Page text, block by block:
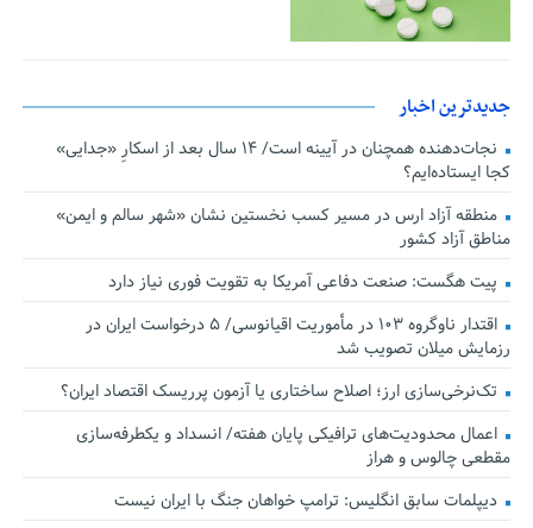
جدیدترین اخبار
نجات‌دهنده‌ همچنان در آیینه است/ ۱۴ سال بعد از اسکارِ «جدایی»
کجا ایستاده‌ایم؟
منطقه آزاد ارس در مسیر کسب نخستین نشان «شهر سالم و ایمن»
مناطق آزاد کشور
پیت هگست: صنعت دفاعی آمریکا به تقویت فوری نیاز دارد
اقتدار ناوگروه ۱۰۳ در مأموریت‌ اقیانوسی/ ۵ درخواست ایران در
رزمایش میلان تصویب شد
تک‌نرخی‌سازی ارز؛ اصلاح ساختاری یا آزمون پرریسک اقتصاد ایران؟
اعمال محدودیت‌های ترافیکی پایان هفته/ انسداد و یکطرفه‌سازی
مقطعی چالوس و هراز
دیپلمات سابق انگلیس:‌ ترامپ خواهان جنگ با ایران نیست